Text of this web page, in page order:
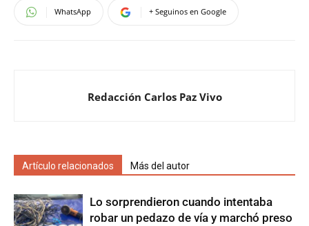
WhatsApp + Seguinos en Google
Redacción Carlos Paz Vivo
Artículo relacionados Más del autor
Lo sorprendieron cuando intentaba
robar un pedazo de vía y marchó preso